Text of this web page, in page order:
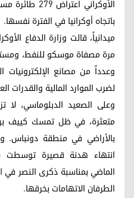
باتجاه أوكرانيا في الفترة نفسها.
ميدانياً، قالت وزارة الدفاع
مرة مصفاة موسكو للنفط،
وعدداً من مصانع
لضرب الموارد المالية والقدرات
وعلى الصعيد الدبلوماسي، لا
متعثرة، في ظل تمسك كييف
بالأراضي في منطقة دونباس.
انتهاء هدنة قصيرة توسطت
الماضي بمناسبة ذكرى النصر في
الطرفان الاتهامات بخرقها.